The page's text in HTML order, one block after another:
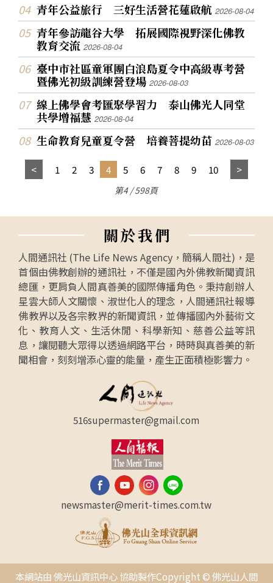
青年公益旅行 三好生活營花蓮啟航2026-08-04
青年參訪龍谷大學 拓展國際視野深化佛教
教育交流2026-08-04
臺中市社區童軍團白浪島夏令中高級專考營
暨佛光初級訓練營登場2026-08-03
線上佛學會考匯聚學習力 泰山佛光人同堂
共學增福慧2026-08-04
生命教育兒童夏令營 培養菩提幼苗2026-08-03
1 2 3 4 5 6 7 8 9 10
第4 / 598頁
關於我們
人間通訊社 (The Life News Agency，簡稱人間社)，是
首個由佛教創辦的通訊社，不僅是國內外佛教新聞資訊
總匯，更肩負人間真善美的國際傳播角色。秉持創辦人
星雲大師人文關懷、淑世化人的理念，人間通訊社報導
佛教界以及各宗教界的新聞資訊，並傳播國內外藝術文
化、教育人文、生活休閒、科學新知、慈善公益等訊
息，讓閱聽大眾得以透過網路平台，時時與真善美的新
聞相會，刻刻增添心靈的能量，產生正面積極影響力。
516supermaster@gmail.com
newsmaster@merit-times.com.tw
本網站由 佛光山資訊中心 協助製作Copyright © 佛光山人間